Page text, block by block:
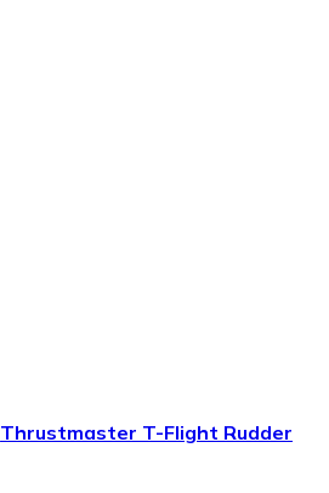
Thrustmaster T-Flight Rudder